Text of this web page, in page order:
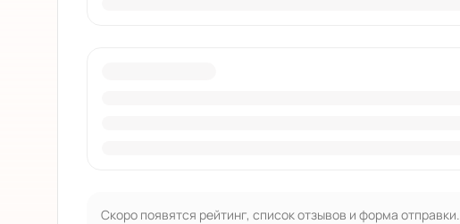
Скоро появятся рейтинг, список отзывов и форма отправки.